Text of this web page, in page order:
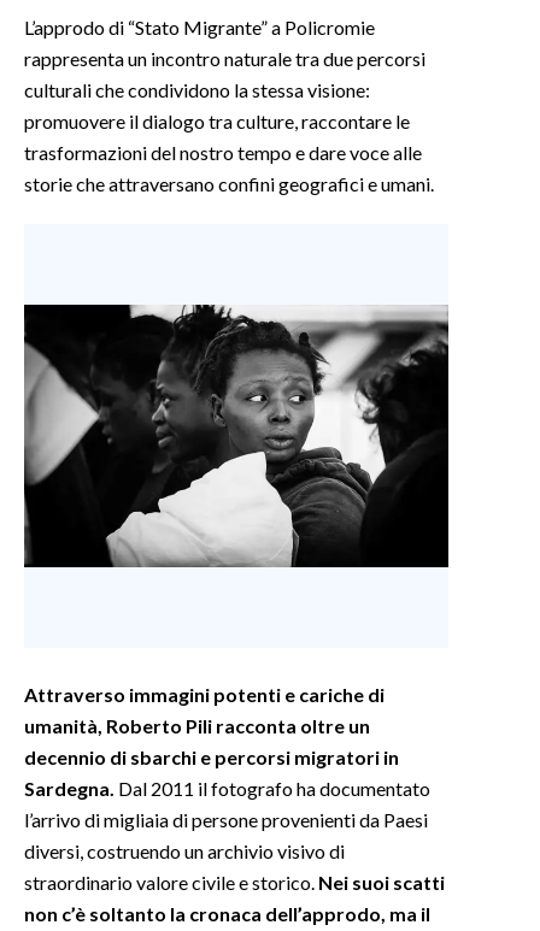
SARDI NEL MONDO
NOTIZIE
EVENTI
#CARAUNIONE
INSULARITÀ
INFO AZIENDE
ABBONATI
ANNUNCI
NECROLOGI
PUBBLICITÀ
SPIAGGE
L’approdo di “Stato Migrante” a Policromie
rappresenta un incontro naturale tra due percorsi
culturali che condividono la stessa visione:
promuovere il dialogo tra culture, raccontare le
trasformazioni del nostro tempo e dare voce alle
storie che attraversano confini geografici e umani.
Attraverso immagini potenti e cariche di
umanità, Roberto Pili racconta oltre un
decennio di sbarchi e percorsi migratori in
Sardegna. Dal 2011 il fotografo ha documentato
l’arrivo di migliaia di persone provenienti da Paesi
diversi, costruendo un archivio visivo di
straordinario valore civile e storico. Nei suoi scatti
non c’è soltanto la cronaca dell’approdo, ma il